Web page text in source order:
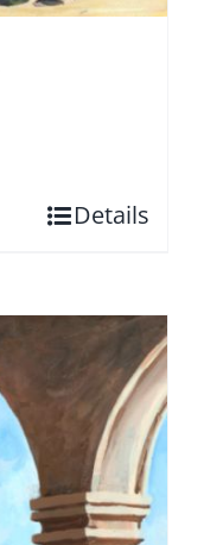
Details